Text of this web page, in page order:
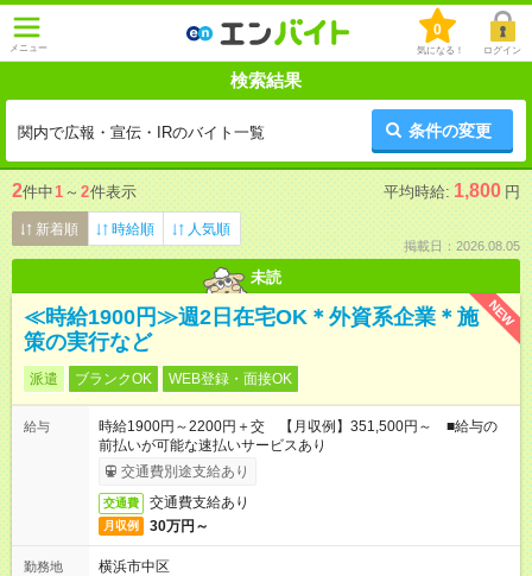
メニュー
0
気になる！ ログイン
検索結果
関内で広報・宣伝・IRのバイト一覧 条件の変更
2件中1 ～ 2件表示 平均時給: 1,800 円
新着順 時給順 人気順
掲載日：2026.08.05
未読
NEW
≪時給1900円≫週2日在宅OK＊外資系企業＊施
策の実行など
派遣 ブランクOK WEB登録・面接OK
給与
時給1900円～2200円＋交 【月収例】351,500円～ ■給与の
前払いが可能な速払いサービスあり
交通費別途支給あり
交通費 交通費支給あり
月収例 30万円～
勤務地
横浜市中区